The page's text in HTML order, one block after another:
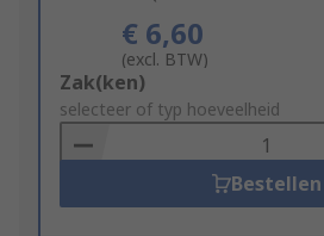
€ 6,60
(excl. BTW)
Add
to
Basket
Zak(ken)
selecteer of typ hoeveelheid
Bestellen